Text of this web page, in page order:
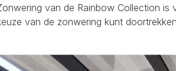
van de Rainbow Collection is
van de zonwering kunt